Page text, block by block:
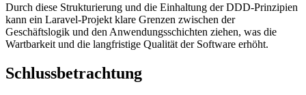
Durch diese Strukturierung und die Einhaltung der DDD-Prinzipien
kann ein Laravel-Projekt klare Grenzen zwischen der
Geschäftslogik und den Anwendungsschichten ziehen, was die
Wartbarkeit und die langfristige Qualität der Software erhöht.
Schlussbetrachtung